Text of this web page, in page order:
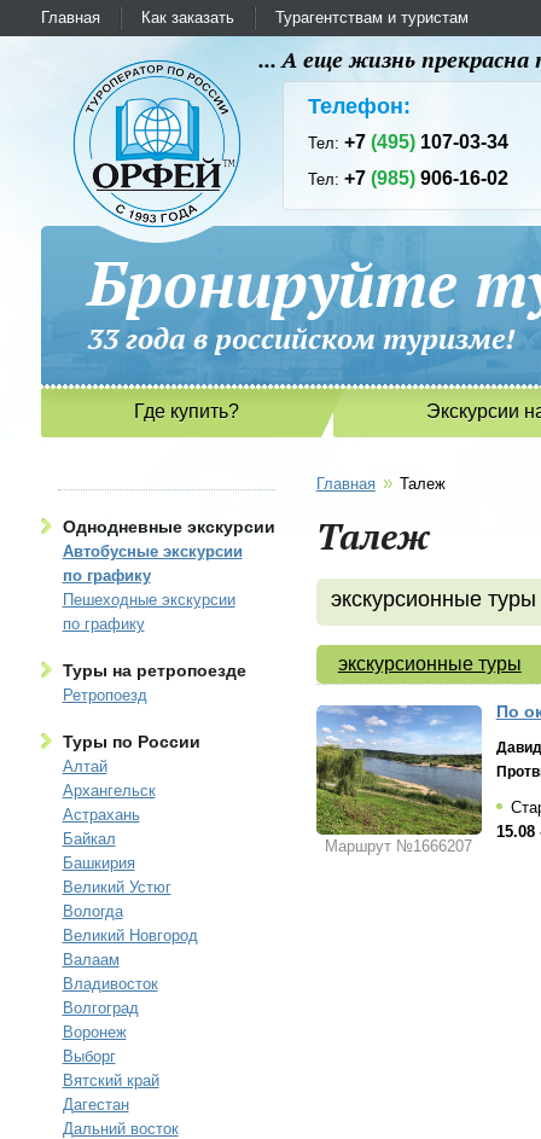
Главная Как заказать Турагентствам и туристам
... А еще жизнь
Телефон:
Тел:+7(495) 107-03-34
Тел:+7(985) 906-16-02
Бронируйте
33 года в российском
Где купить? Экскурсии
Однодневные экскурсии
Автобусные экскурсии
по графику
Пешеходные экскурсии
по графику
Туры на ретропоезде
Ретропоезд
Туры по России
Алтай
Архангельск
Астрахань
Байкал
Башкирия
Великий Устюг
Вологда
Великий Новгород
Валаам
Владивосток
Волгоград
Воронеж
Выборг
Вятский край
Дагестан
Дальний восток
Главная » Талеж
Талеж
экскурсионные туры
экскурсионные туры
Маршрут №1666207
По
15.08